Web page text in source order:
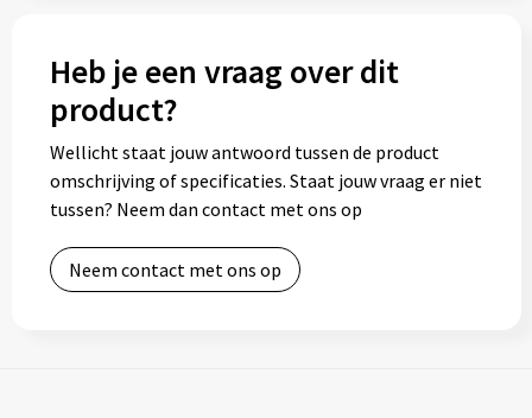
Heb je een vraag over dit
product?
Wellicht staat jouw antwoord tussen de product
omschrijving of specificaties. Staat jouw vraag er niet
tussen? Neem dan contact met ons op
Neem contact met ons op